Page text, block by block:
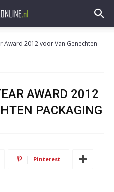
Award 2012 voor Van Genechten
AWARD 2012
PACKAGING
Pinterest